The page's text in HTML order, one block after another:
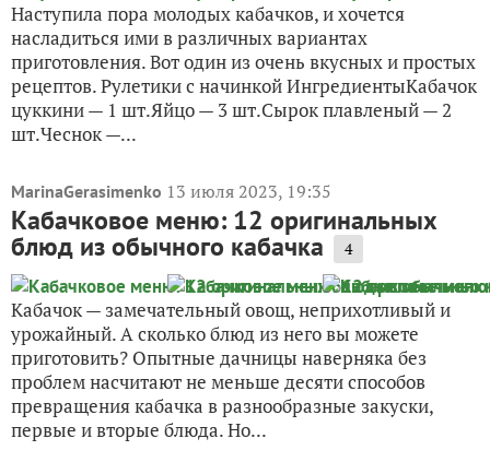
Наступила пора молодых кабачков, и хочется
насладиться ими в различных вариантах
приготовления. Вот один из очень вкусных и простых
рецептов. Рулетики с начинкой ИнгредиентыКабачок
цуккини — 1 шт.Яйцо — 3 шт.Сырок плавленый — 2
шт.Чеснок —...
MarinaGerasimenko 13 июля 2023, 19:35
Кабачковое меню: 12 оригинальных
блюд из обычного кабачка 4
Кабачок — замечательный овощ, неприхотливый и
урожайный. А сколько блюд из него вы можете
приготовить? Опытные дачницы наверняка без
проблем насчитают не меньше десяти способов
превращения кабачка в разнообразные закуски,
первые и вторые блюда. Но...